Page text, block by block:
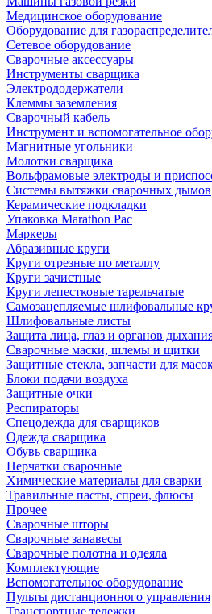
Медицинское оборудование
Оборудование для
Сетевое оборудование
Сварочные аксессуары
Инструменты сварщика
Электрододержатели
Клеммы заземления
Сварочный кабель
Инструмент и вспомогательное
Магнитные угольники
Молотки сварщика
Вольфрамовые электроды и
Системы вытяжки сварочных дымов
Керамические подкладки
Упаковка Marathon Pac
Маркеры
Абразивные круги
Круги отрезные по металлу
Круги зачистные
Круги лепестковые тарельчатые
Самозацепляемые шлифовальные
Шлифовальные листы
Защита лица, глаз и органов
Сварочные маски, шлемы и щитки
Защитные стекла, запчасти для
Блоки подачи воздуха
Защитные очки
Респираторы
Спецодежда для сварщиков
Одежда сварщика
Обувь сварщика
Перчатки сварочные
Химические материалы для сварки
Травильные пасты, спреи, флюсы
Прочее
Сварочные шторы
Сварочные занавесы
Сварочные полотна и одеяла
Комплектующие
Вспомогательное оборудование
Пульты дистанционного управления
Транспортные тележки